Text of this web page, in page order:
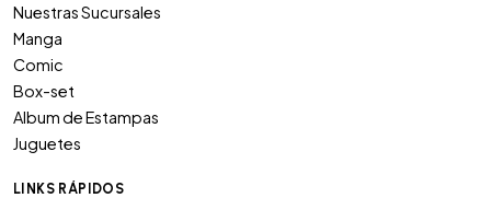
Nuestras Sucursales
Manga
Comic
Box-set
Album de Estampas
Juguetes
LINKS RÁPIDOS